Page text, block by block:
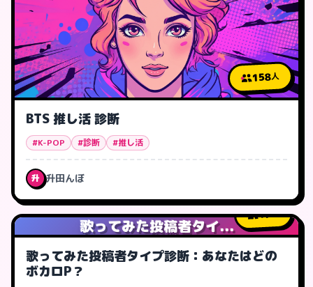
158人
BTS 推し活 診断
#K-POP #診断 #推し活
升 升田んぼ
歌ってみた投稿者タイ...
17人
歌ってみた投稿者タイプ診断：あなたはどの
ボカロP？